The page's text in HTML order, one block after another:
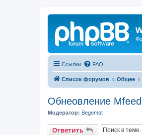
Ссылки FAQ
Список форумов Общее
Обнеовление Mfeed
Модератор: Begemot
Ответить